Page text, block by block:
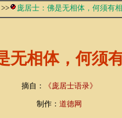
>> 庞居士：佛是无相体，何须有相
无相体，何须
摘自： 《庞居士语录》
制作： 道德网